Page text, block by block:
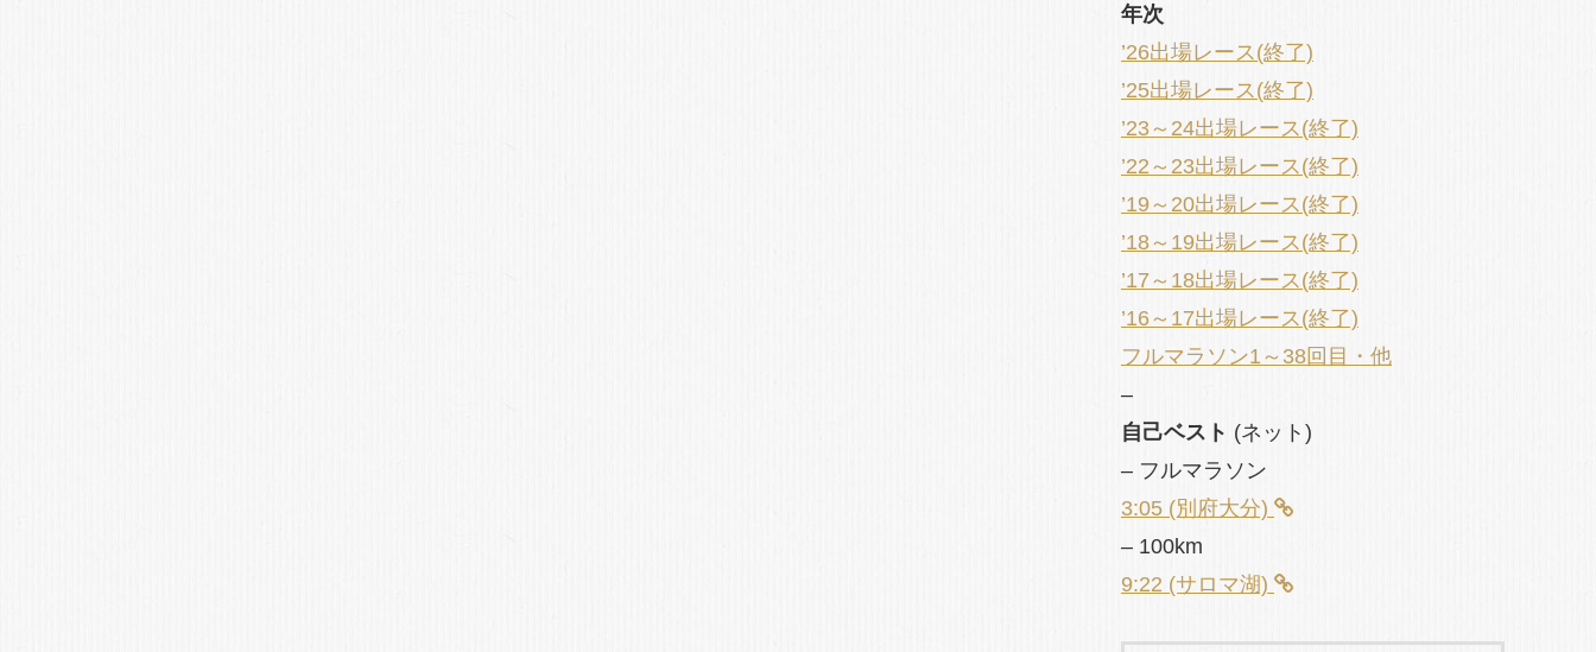
年次
’26出場レース(終了)
’25出場レース(終了)
’23～24出場レース(終了)
’22～23出場レース(終了)
’19～20出場レース(終了)
’18～19出場レース(終了)
’17～18出場レース(終了)
’16～17出場レース(終了)
フルマラソン1～38回目・他
–
自己ベスト (ネット)
– フルマラソン
3:05 (別府大分)
– 100km
9:22 (サロマ湖)